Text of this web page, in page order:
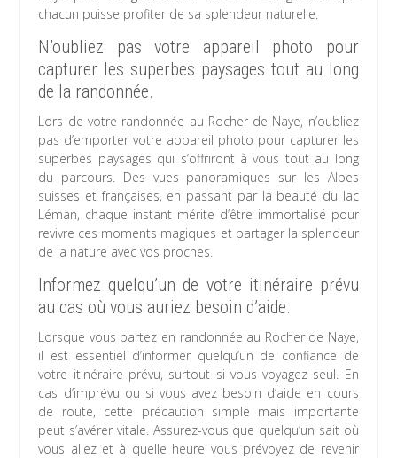
chacun puisse profiter de sa splendeur naturelle.
N’oubliez pas votre appareil photo pour
capturer les superbes paysages tout au long
de la randonnée.
Lors de votre randonnée au Rocher de Naye, n’oubliez
pas d’emporter votre appareil photo pour capturer les
superbes paysages qui s’offriront à vous tout au long
du parcours. Des vues panoramiques sur les Alpes
suisses et françaises, en passant par la beauté du lac
Léman, chaque instant mérite d’être immortalisé pour
revivre ces moments magiques et partager la splendeur
de la nature avec vos proches.
Informez quelqu’un de votre itinéraire prévu
au cas où vous auriez besoin d’aide.
Lorsque vous partez en randonnée au Rocher de Naye,
il est essentiel d’informer quelqu’un de confiance de
votre itinéraire prévu, surtout si vous voyagez seul. En
cas d’imprévu ou si vous avez besoin d’aide en cours
de route, cette précaution simple mais importante
peut s’avérer vitale. Assurez-vous que quelqu’un sait où
vous allez et à quelle heure vous prévoyez de revenir